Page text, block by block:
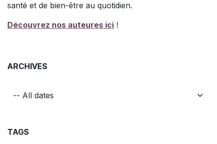
santé et de bien-être au quotidien.
Découvrez nos auteures ici !
ARCHIVES
TAGS